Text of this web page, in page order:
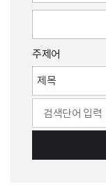
주제어